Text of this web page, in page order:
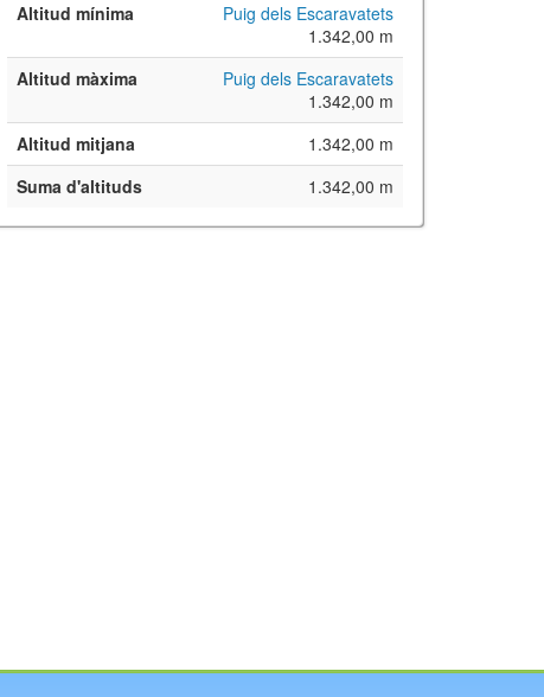
Altitud mínima
Puig dels Escaravatets
1.342,00 m
Altitud màxima
Puig dels Escaravatets
1.342,00 m
Altitud mitjana
1.342,00 m
Suma d'altituds
1.342,00 m